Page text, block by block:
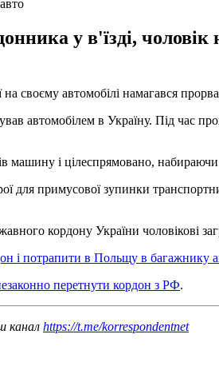
у в'їзді, чоловік
своєму автомобілі намагався
автомобілем в Україну. Під час
машину і цілеспрямовано,
примусової зупинки
кордону України чоловікові
і потрапити в Польщу в багажнику
перетнути кордон з РФ.
канал https://t.me/korrespondentnet